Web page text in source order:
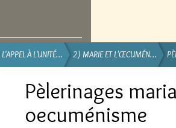
L'APPEL À L'UNITÉ… 2) MARIE ET L’ŒCUMÉN…
Pèlerinages
oecuménisme